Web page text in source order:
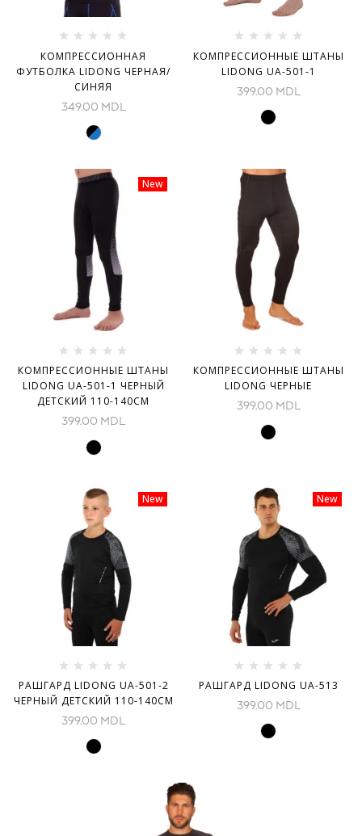
КОМПРЕССИОННАЯ
ФУТБОЛКА LIDONG ЧЕРНАЯ/
СИНЯЯ
349.00 MDL
КОМПРЕССИОННЫЕ ШТАНЫ
LIDONG UA-501-1
399.00 MDL
New
КОМПРЕССИОННЫЕ ШТАНЫ
LIDONG UA-501-1 ЧЕРНЫЙ
ДЕТСКИЙ 110-140СМ
399.00 MDL
КОМПРЕССИОННЫЕ ШТАНЫ
LIDONG ЧЕРНЫЕ
399.00 MDL
New
РАШГАРД LIDONG UA-501-2
ЧЕРНЫЙ ДЕТСКИЙ 110-140СМ
399.00 MDL
New
РАШГАРД LIDONG UA-513
399.00 MDL